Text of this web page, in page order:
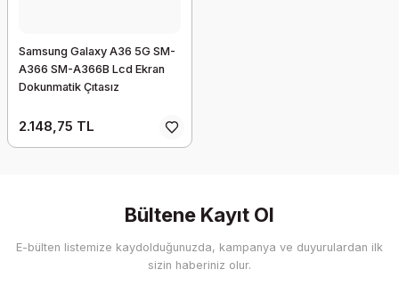
Samsung Galaxy A36 5G SM-
A366 SM-A366B Lcd Ekran
Dokunmatik Çıtasız
2.148,75 TL
Bültene Kayıt Ol
E-bülten listemize kaydolduğunuzda, kampanya ve duyurulardan ilk
sizin haberiniz olur.